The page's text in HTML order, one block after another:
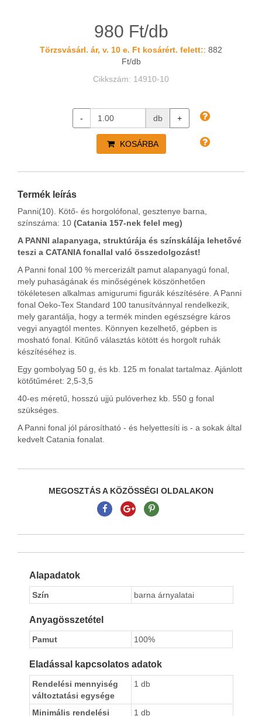
980 Ft/db
Törzsvásárl. ár, v. 10 e. Ft kosárért. felett:: 882
Ft/db
Cikkszám: 14910-10
- db +
KOSÁRBA
Termék leírás
Panni(10). Kötő- és horgolófonal, gesztenye barna,
színszáma: 10 (Catania 157-nek felel meg)
A PANNI alapanyaga, struktúrája és színskálája lehetővé
teszi a CATANIA fonallal való összedolgozást!
A Panni fonal 100 % mercerizált pamut alapanyagú fonal,
mely puhaságának és minőségének köszönhetően
tökéletesen alkalmas amigurumi figurák készítésére. A Panni
fonal Oeko-Tex Standard 100 tanusítvánnyal rendelkezik,
mely garantálja, hogy a termék minden egészségre káros
vegyi anyagtól mentes. Könnyen kezelhető, gépben is
mosható fonal. Kitűnő választás kötött és horgolt ruhák
készítéséhez is.
Egy gombolyag 50 g, és kb. 125 m fonalat tartalmaz. Ajánlott
kötőtűméret: 2,5-3,5
40-es méretű, hosszú ujjú pulóverhez kb. 550 g fonal
szükséges.
A Panni fonal jól párosítható - és helyettesíti is - a sokak által
kedvelt Catania fonalat.
MEGOSZTÁS A KÖZÖSSÉGI OLDALAKON
Alapadatok
Szín barna árnyalatai
Anyagösszetétel
Pamut 100%
Eladással kapcsolatos adatok
Rendelési mennyiség
változtatási egysége
1 db
Minimális rendelési
1 db